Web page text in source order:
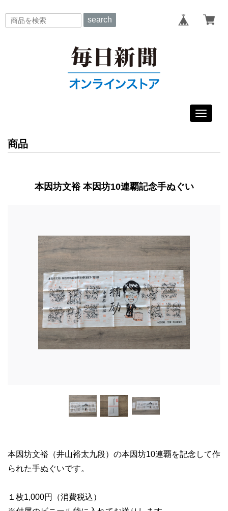
search
Toggle
商品
本因坊文裕 本因坊10連覇記念手ぬぐい
本因坊文裕（井山裕太九段）の本因坊10連覇を記念して作
られた手ぬぐいです。
１枚1,000円（消費税込）